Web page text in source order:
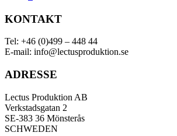
bis
KONTAKT
Tel: +46 (0)499 – 448 44
E-mail: info@lectusproduktion.se
ADRESSE
Lectus Produktion AB
Verkstadsgatan 2
SE-383 36 Mönsterås
SCHWEDEN